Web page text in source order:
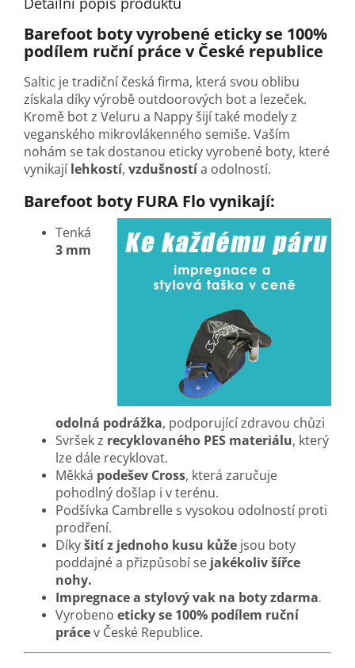
Barefoot boty vyrobené eticky se 100%
podílem ruční práce v České republice
Saltic je tradiční česká firma, která svou oblibu
získala díky výrobě outdoorových bot a lezeček.
Kromě bot z Veluru a Nappy šijí také modely z
veganského mikrovlákenného semiše. Vaším
nohám se tak dostanou eticky vyrobené boty, které
vynikají lehkostí, vzdušnostía odolností.
Barefoot boty FURA Flo vynikají:
Tenká
3 mm
odolná podrážka, podporující zdravou chůzi
Svršek z recyklovaného PES materiálu, který
lze dále recyklovat.
Měkká podešev Cross, která zaručuje
pohodlný došlap i v terénu.
Podšívka Cambrelle s vysokou odolností proti
prodření.
Díkyšití z jednoho kusu kůže jsou boty
poddajné a přizpůsobí se jakékoliv šířce
nohy.
Impregnace a stylový vak na boty zdarma.
Vyrobeno eticky se 100% podílem ruční
prácev České Republice.